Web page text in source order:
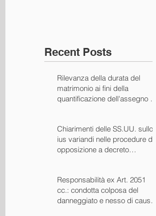
Recent Posts
Rilevanza della durata del
matrimonio ai fini della
quantificazione dell'assegno di
Chiarimenti delle SS.UU. sullo
ius variandi nelle procedure di
opposizione a decreto
Responsabilità ex Art. 2051
cc.: condotta colposa del
danneggiato e nesso di causa